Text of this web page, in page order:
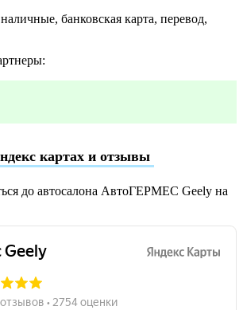
банковская карта, перевод,
картах и отзывы
до автосалона АвтоГЕРМЕС Geely на